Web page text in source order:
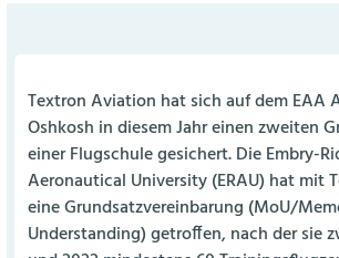
Textron Aviation hat sich auf dem EAA
Oshkosh in diesem Jahr einen zweiten
einer Flugschule gesichert. Die Embry-
Aeronautical University (ERAU) hat mit
eine Grundsatzvereinbarung (MoU/
Understanding) getroffen, nach der sie